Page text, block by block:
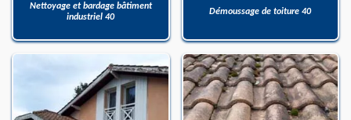
Nettoyage et bardage bâtiment
industriel 40
Démoussage de toiture 40